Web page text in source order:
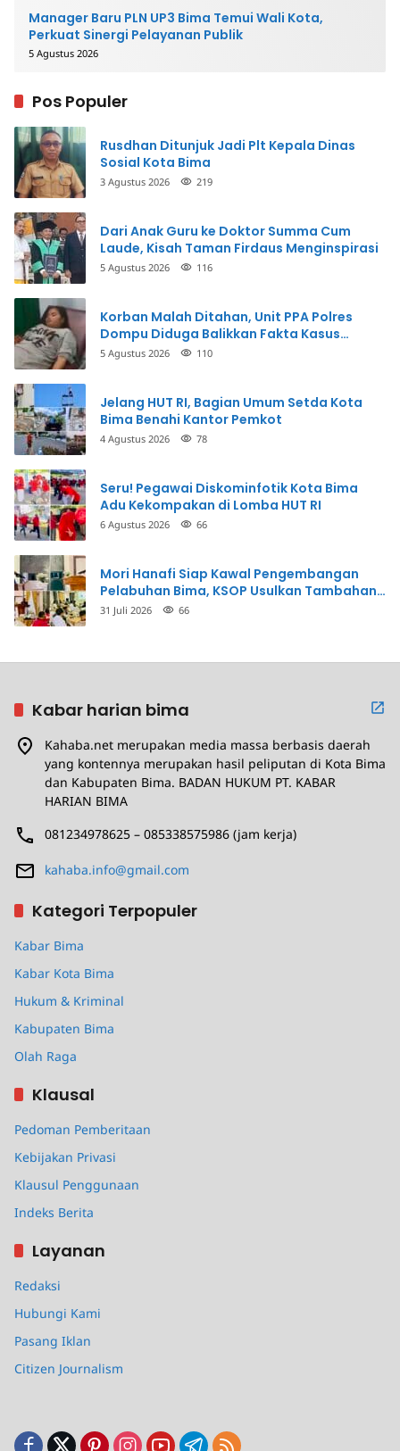
Manager Baru PLN UP3 Bima Temui Wali Kota,
Perkuat Sinergi Pelayanan Publik
5 Agustus 2026
Pos Populer
Rusdhan Ditunjuk Jadi Plt Kepala Dinas
Sosial Kota Bima
3 Agustus 2026 219
Dari Anak Guru ke Doktor Summa Cum
Laude, Kisah Taman Firdaus Menginspirasi
5 Agustus 2026 116
Korban Malah Ditahan, Unit PPA Polres
Dompu Diduga Balikkan Fakta Kasus
Penganiayaan
5 Agustus 2026 110
Jelang HUT RI, Bagian Umum Setda Kota
Bima Benahi Kantor Pemkot
4 Agustus 2026 78
Seru! Pegawai Diskominfotik Kota Bima
Adu Kekompakan di Lomba HUT RI
6 Agustus 2026 66
Mori Hanafi Siap Kawal Pengembangan
Pelabuhan Bima, KSOP Usulkan Tambahan
Dermaga Rp400 Miliar
31 Juli 2026 66
Kabar harian bima
Kahaba.net merupakan media massa berbasis daerah
yang kontennya merupakan hasil peliputan di Kota Bima
dan Kabupaten Bima. BADAN HUKUM PT. KABAR
HARIAN BIMA
081234978625 – 085338575986 (jam kerja)
kahaba.info@gmail.com
Kategori Terpopuler
Kabar Bima
Kabar Kota Bima
Hukum & Kriminal
Kabupaten Bima
Olah Raga
Klausal
Pedoman Pemberitaan
Kebijakan Privasi
Klausul Penggunaan
Indeks Berita
Layanan
Redaksi
Hubungi Kami
Pasang Iklan
Citizen Journalism